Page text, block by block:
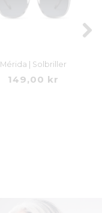
Mérida | Solbriller
149,00 kr